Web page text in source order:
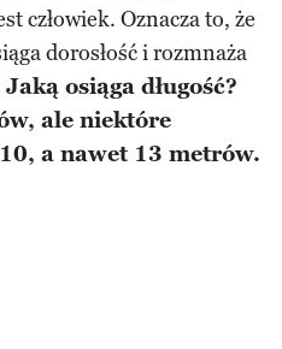
człowiek. Oznacza to, że
dorosłość i rozmnaża
Jaką osiąga długość?
ale niektóre
a nawet 13 metrów.